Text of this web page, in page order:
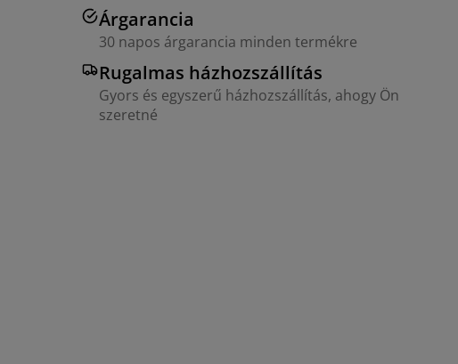
Árgarancia
30 napos árgarancia minden termékre
Rugalmas házhozszállítás
Gyors és egyszerű házhozszállítás, ahogy Ön
szeretné